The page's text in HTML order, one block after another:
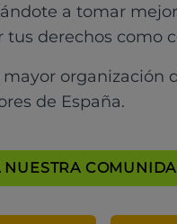
a tomar
tus derechos como
mayor organización
de España.
NUESTRA